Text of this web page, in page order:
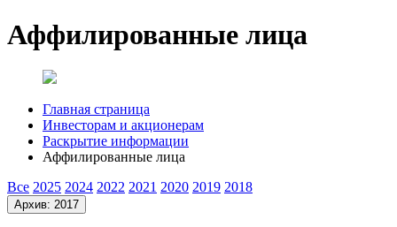
Аффилированные лица
Главная страница
Инвесторам и акционерам
Раскрытие информации
Аффилированные лица
Все 2025 2024 2022 2021 2020 2019 2018
Архив: 2017